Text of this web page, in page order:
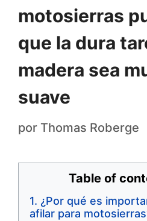
motosierras
que la dura
madera sea
suave
por Thomas Roberge
Table of
¿Por qué es
afilar para